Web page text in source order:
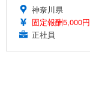
神奈川県
固定報酬5,000円
正社員